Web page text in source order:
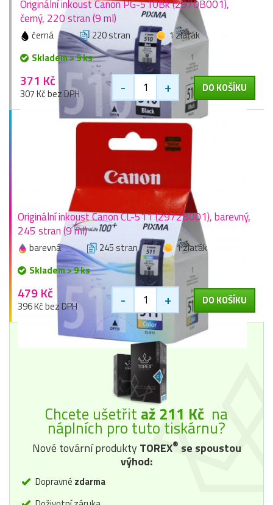
Originální inkoust Canon PG-510Bk (2970B001),
černý, 220 stran (9 ml)
černá 220 stran
1 zlaťák
Skladem > 9 ks
371 Kč
307 Kč bez DPH - + DO KOŠÍKU
Originální inkoust Canon CL-511 (2972B001), barevný,
245 stran (9 ml)
barevná 245 stran
1 zlaťák
Skladem > 9 ks
479 Kč
396 Kč bez DPH - + DO KOŠÍKU
Chcete ušetřit až 211 Kč na
náplních pro tuto tiskárnu?
Nové tovární produktyTOREX® se spoustou
výhod:
Dopravné zdarma